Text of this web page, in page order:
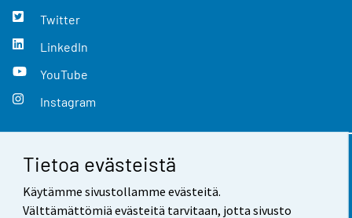
Tietoa evästeistä
Käytämme sivustollamme evästeitä.
Välttämättömiä evästeitä tarvitaan, jotta sivusto
Twitter
LinkedIn
YouTube
Instagram
Yhteystiedot
Palaute